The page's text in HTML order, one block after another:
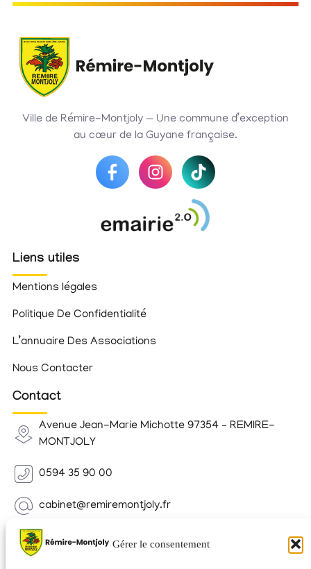
Gérer le consentement
Ville de Rémire-Montjoly — Une commune d’exception
au cœur de la Guyane française.
Liens utiles
Mentions légales
Politique De Confidentialité
L’annuaire Des Associations
Nous Contacter
Contact
Avenue Jean-Marie Michotte 97354 – REMIRE-
MONTJOLY
0594 35 90 00
cabinet@remiremontjoly.fr
Newsletter